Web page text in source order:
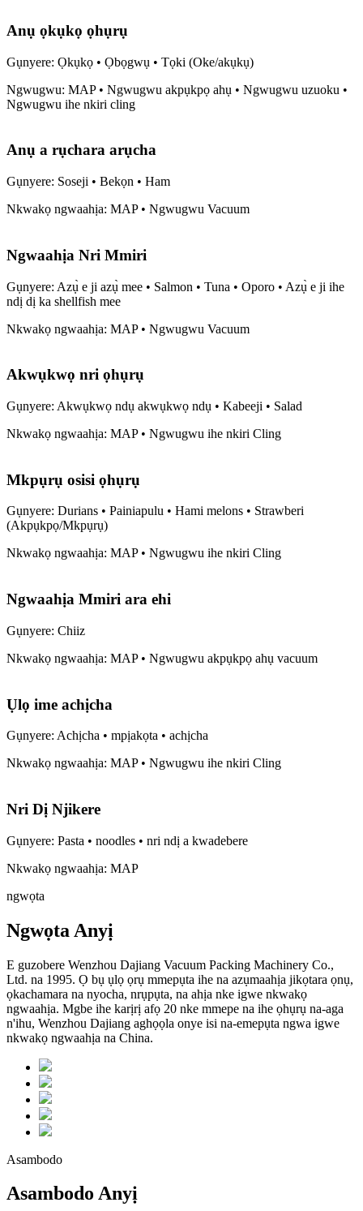
Anụ ọkụkọ ọhụrụ
Gụnyere: Ọkụkọ • Ọbọgwụ • Tọki (Oke/akụkụ)
Ngwugwu: MAP • Ngwugwu akpụkpọ ahụ • Ngwugwu uzuoku •
Ngwugwu ihe nkiri cling
Anụ a rụchara arụcha
Gụnyere: Soseji • Bekọn • Ham
Nkwakọ ngwaahịa: MAP • Ngwugwu Vacuum
Ngwaahịa Nri Mmiri
Gụnyere: Azụ̀ e ji azụ̀ mee • Salmon • Tuna • Oporo • Azụ̀ e ji ihe
ndị dị ka shellfish mee
Nkwakọ ngwaahịa: MAP • Ngwugwu Vacuum
Akwụkwọ nri ọhụrụ
Gụnyere: Akwụkwọ ndụ akwụkwọ ndụ • Kabeeji • Salad
Nkwakọ ngwaahịa: MAP • Ngwugwu ihe nkiri Cling
Mkpụrụ osisi ọhụrụ
Gụnyere: Durians • Painiapulu • Hami melons • Strawberi
(Akpụkpọ/Mkpụrụ)
Nkwakọ ngwaahịa: MAP • Ngwugwu ihe nkiri Cling
Ngwaahịa Mmiri ara ehi
Gụnyere: Chiiz
Nkwakọ ngwaahịa: MAP • Ngwugwu akpụkpọ ahụ vacuum
Ụlọ ime achịcha
Gụnyere: Achịcha • mpịakọta • achịcha
Nkwakọ ngwaahịa: MAP • Ngwugwu ihe nkiri Cling
Nri Dị Njikere
Gụnyere: Pasta • noodles • nri ndị a kwadebere
Nkwakọ ngwaahịa: MAP
ngwọta
Ngwọta Anyị
E guzobere Wenzhou Dajiang Vacuum Packing Machinery Co.,
Ltd. na 1995. Ọ bụ ụlọ ọrụ mmepụta ihe na azụmaahịa jikọtara ọnụ,
ọkachamara na nyocha, nrụpụta, na ahịa nke igwe nkwakọ
ngwaahịa. Mgbe ihe karịrị afọ 20 nke mmepe na ihe ọhụrụ na-aga
n'ihu, Wenzhou Dajiang aghọọla onye isi na-emepụta ngwa igwe
nkwakọ ngwaahịa na China.
Asambodo
Asambodo Anyị